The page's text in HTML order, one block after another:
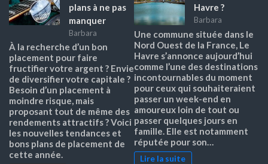
plans à ne pas
manquer
Barbara
À la recherche d’un bon
placement pour faire
fructifier votre argent ? Envie
de diversifier votre capitale ?
Besoin d’un placement à
moindre risque, mais
proposant tout de même des
rendements attractifs ? Voici
les nouvelles tendances et
bons plans de placement de
cette année.
Havre ?
Barbara
Une commune située dans le
Nord Ouest de la France, Le
Havre s’annonce aujourd’hui
comme l’une des destinations
incontournables du moment
pour ceux qui souhaiteraient
passer un week-end en
amoureux loin de tout ou
passer quelques jours en
famille. Elle est notamment
réputée pour son…
Lire la suite